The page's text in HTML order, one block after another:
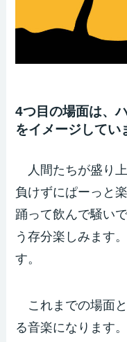
4つ目の場面は、
をイメージしてい
人間たちが盛り
負けずにぱーっと
踊って飲んで騒い
う存分楽しみます
す。
これまでの場面
る音楽になります